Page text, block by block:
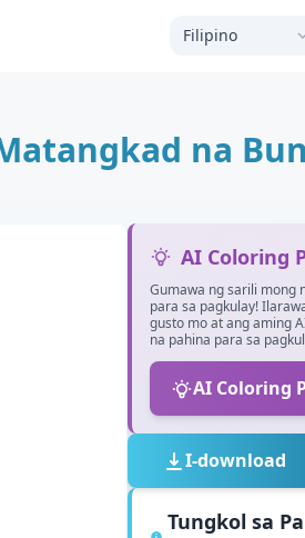
Filipino
na
AI Coloring
Gumawa ng sarili mong
para sa pagkulay!
gusto mo at ang aming
na pahina para sa
AI Coloring
I-download
Tungkol sa